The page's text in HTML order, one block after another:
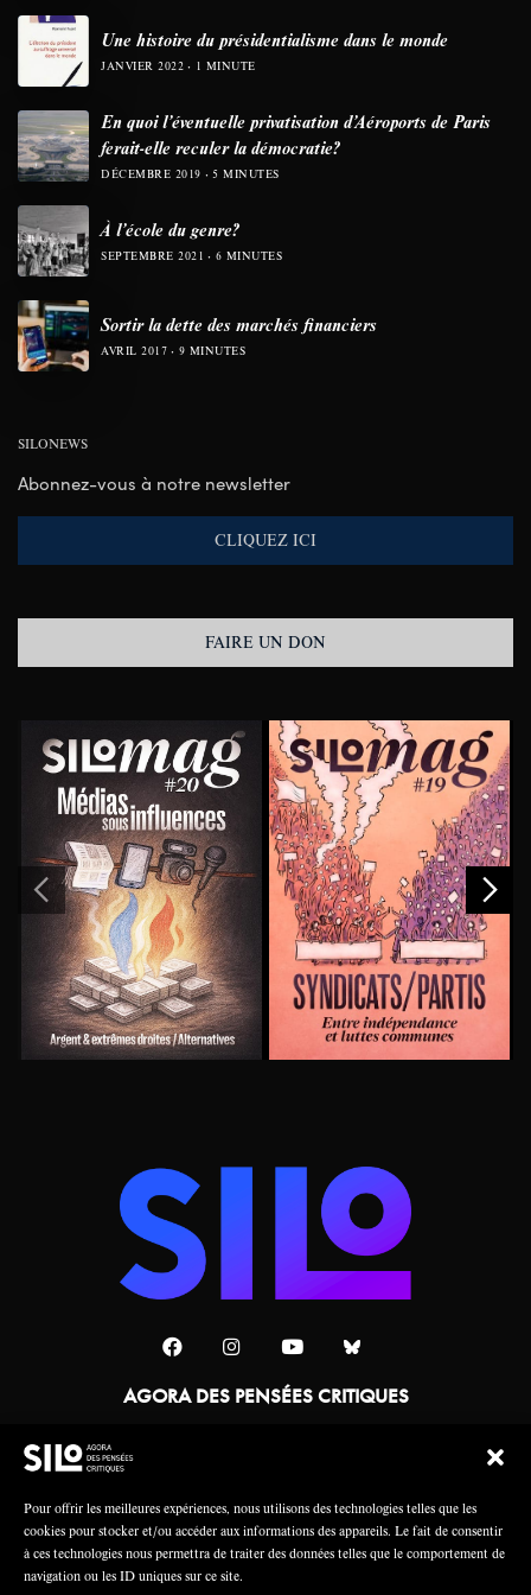
Pour offrir les meilleures expériences, nous utilisons des technologies telles que les
cookies pour stocker et/ou accéder aux informations des appareils. Le fait de consentir
à ces technologies nous permettra de traiter des données telles que le comportement de
navigation ou les ID uniques sur ce site.
Une histoire du présidentialisme dans le monde
JANVIER 2022 1 MINUTE
En quoi l’éventuelle privatisation d’Aéroports de Paris
ferait-elle reculer la démocratie?
DÉCEMBRE 2019 5 MINUTES
À l’école du genre?
SEPTEMBRE 2021 6 MINUTES
Sortir la dette des marchés financiers
AVRIL 2017 9 MINUTES
SILONEWS
Abonnez-vous à notre newsletter
CLIQUEZ ICI
FAIRE UN DON
AGORA DES PENSÉES CRITIQUES